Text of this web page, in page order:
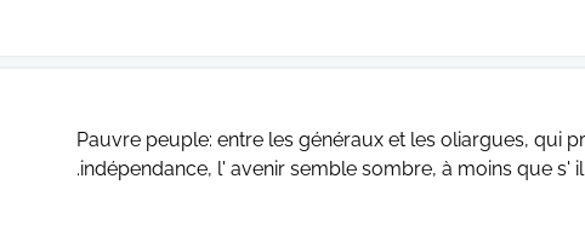
Pauvre peuple: entre les généraux et les oliargues, qui
indépendance, l' avenir semble sombre, à moins que s'